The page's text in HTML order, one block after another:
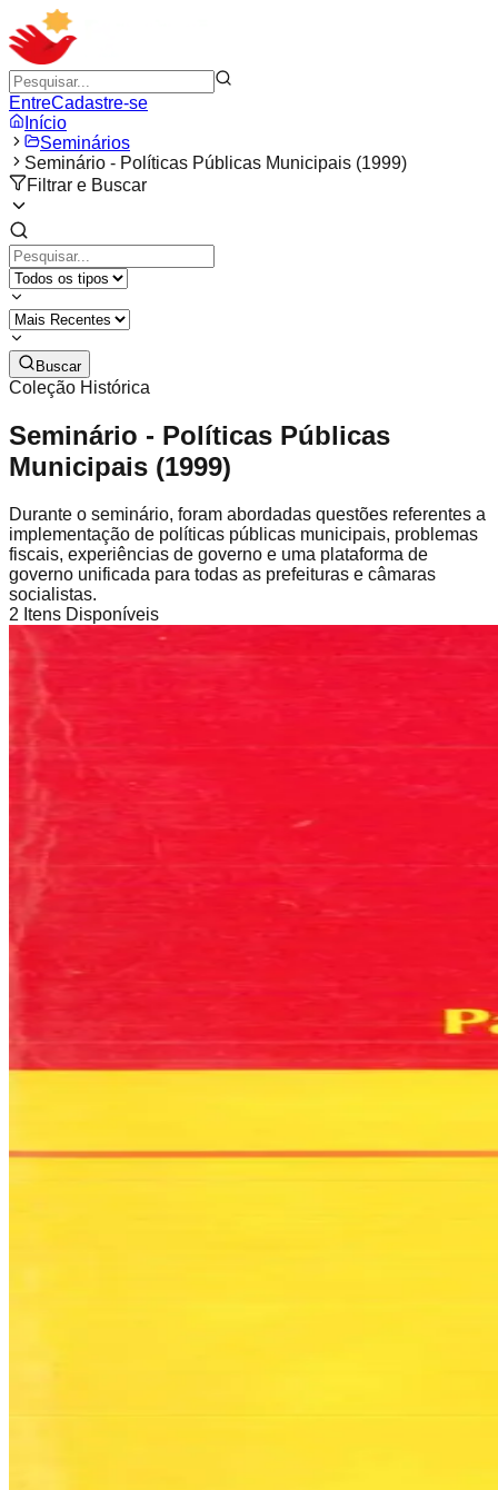
EntreCadastre-se
Início
Seminários
Seminário - Políticas Públicas Municipais (1999)
Filtrar e Buscar
Buscar
Coleção Histórica
Seminário - Políticas Públicas
Municipais (1999)
Durante o seminário, foram abordadas questões referentes a
implementação de políticas públicas municipais, problemas
fiscais, experiências de governo e uma plataforma de
governo unificada para todas as prefeituras e câmaras
socialistas.
2 Itens Disponíveis